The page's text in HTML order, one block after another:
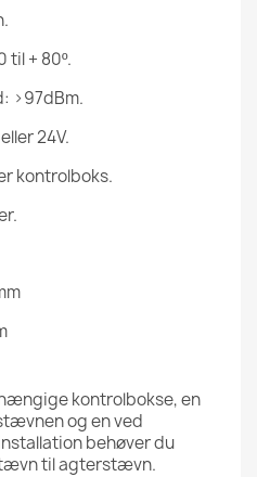
+ 80º.
>97dBm.
24V.
kontrolboks.
kontrolbokse, en
og en ved
behøver du
til agterstævn.